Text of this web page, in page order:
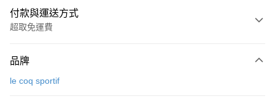
付款與運送方式
超取免運費
信用卡一次付款
品牌
le coq sportif